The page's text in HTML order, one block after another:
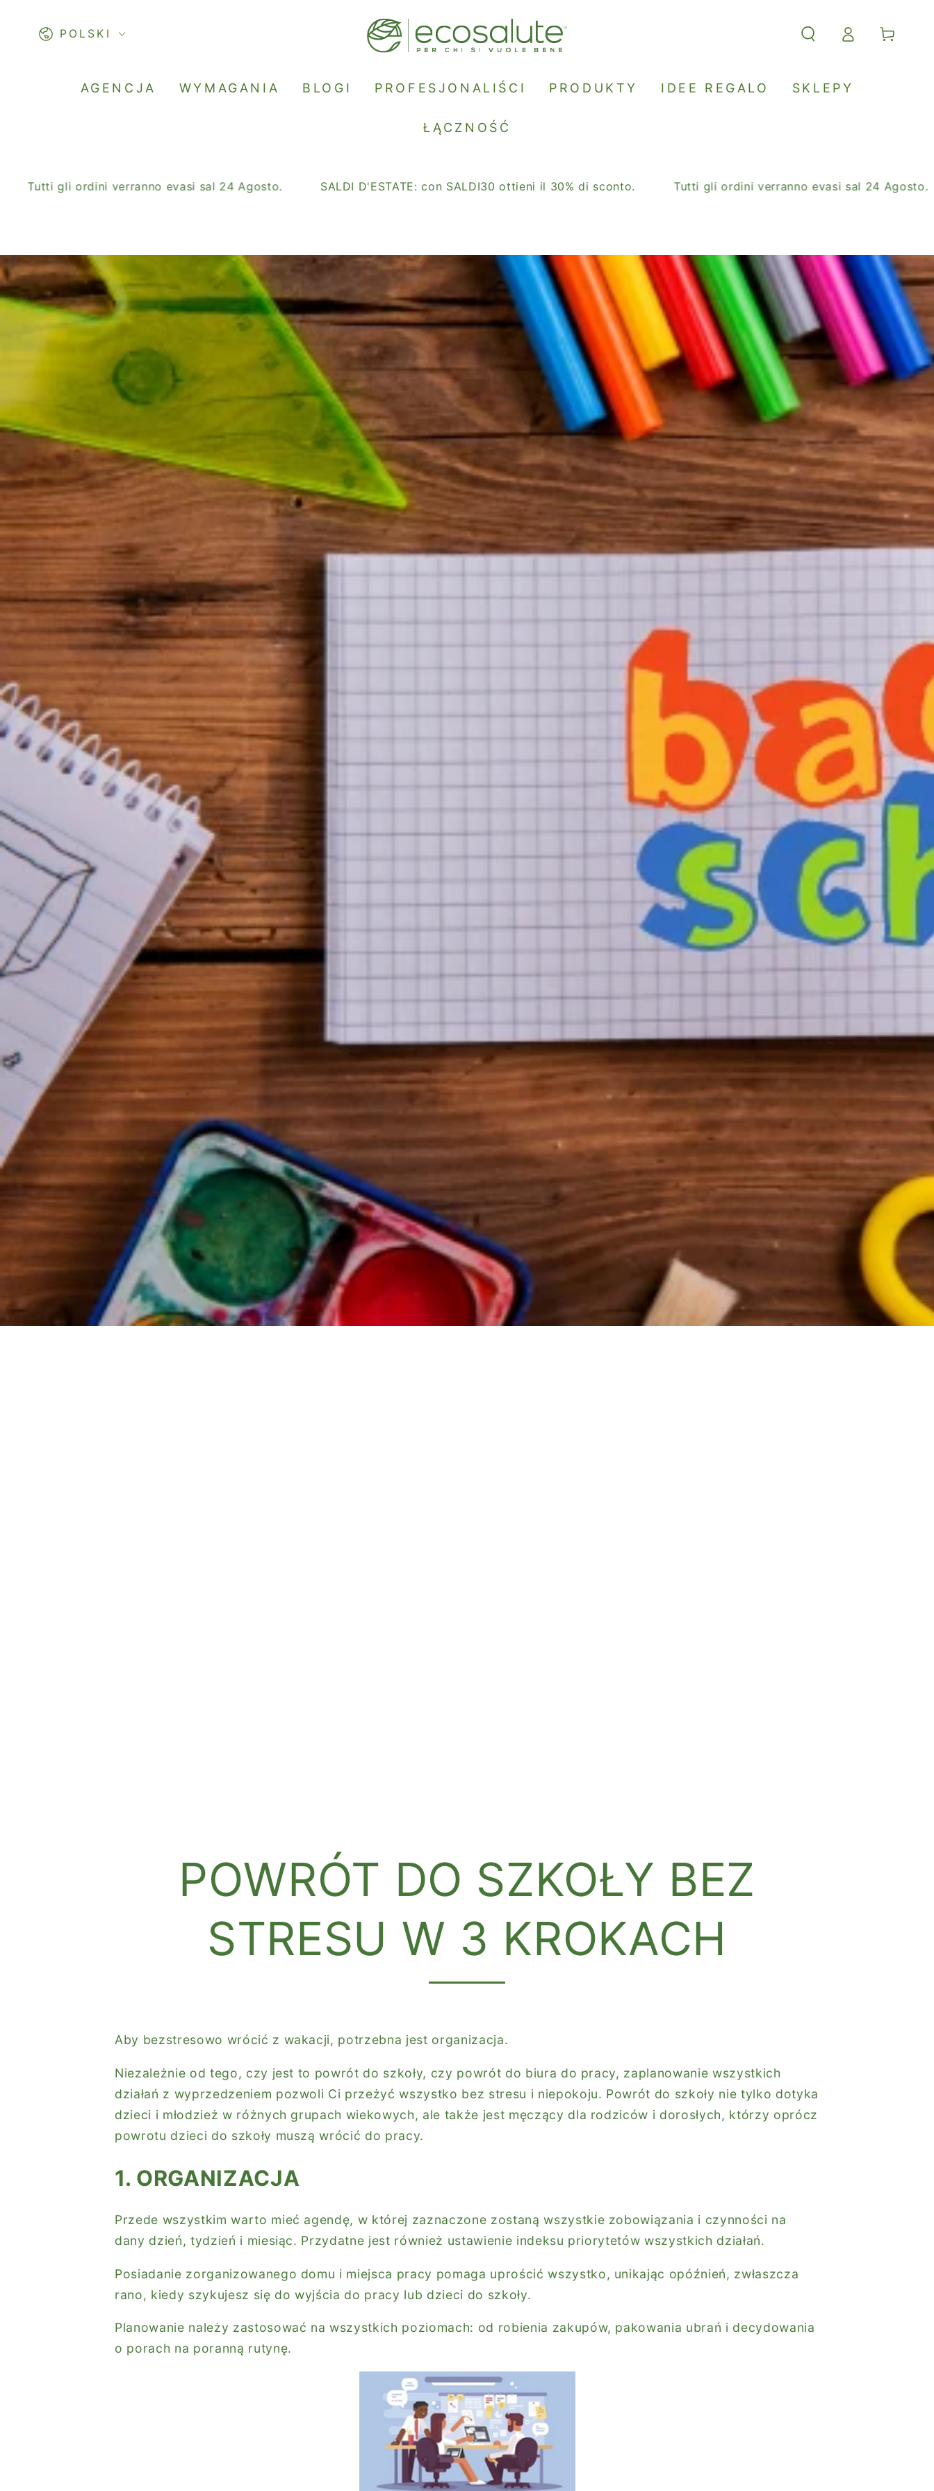
Lingua
POLSKI
AGENCJA WYMAGANIA BLOGI PROFESJONALIŚCI PRODUKTY IDEE REGALO SKLEPY
ŁĄCZNOŚĆ
Accesso Carello
gli ordini verranno evasi sal 24 Agosto. SALDI D'ESTATE: con SALDI30 ottieni il 30% di sconto. Tutti gli ordini verranno evasi sal 24 Agosto.
POWRÓT DO SZKOŁY BEZ
STRESU W 3 KROKACH
Aby bezstresowo wrócić z wakacji, potrzebna jest organizacja.
Niezależnie od tego, czy jest to powrót do szkoły, czy powrót do biura do pracy, zaplanowanie wszystkich
działań z wyprzedzeniem pozwoli Ci przeżyć wszystko bez stresu i niepokoju. Powrót do szkoły nie tylko dotyka
dzieci i młodzież w różnych grupach wiekowych, ale także jest męczący dla rodziców i dorosłych, którzy oprócz
powrotu dzieci do szkoły muszą wrócić do pracy.
1. ORGANIZACJA
Przede wszystkim warto mieć agendę, w której zaznaczone zostaną wszystkie zobowiązania i czynności na
dany dzień, tydzień i miesiąc. Przydatne jest również ustawienie indeksu priorytetów wszystkich działań.
Posiadanie zorganizowanego domu i miejsca pracy pomaga uprościć wszystko, unikając opóźnień, zwłaszcza
rano, kiedy szykujesz się do wyjścia do pracy lub dzieci do szkoły.
Planowanie należy zastosować na wszystkich poziomach: od robienia zakupów, pakowania ubrań i decydowania
o porach na poranną rutynę.